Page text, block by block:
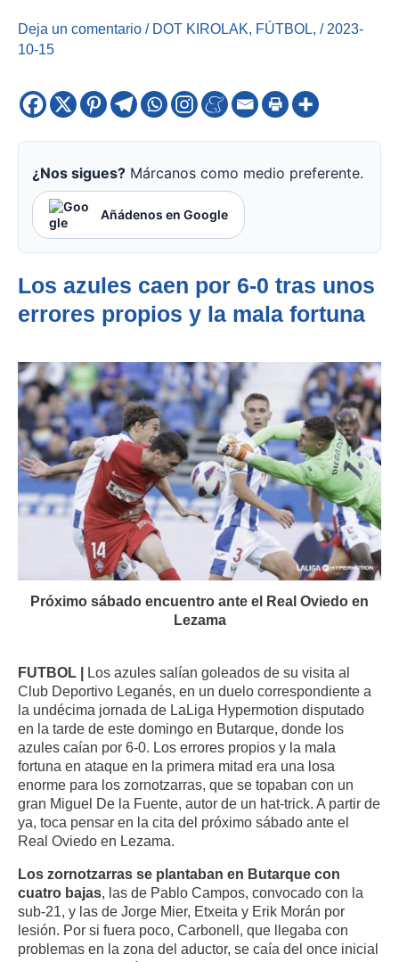
Deja un comentario / DOT KIROLAK, FÚTBOL, / 2023-
10-15
¿Nos sigues? Márcanos como medio preferente.
Añádenos en Google
Los azules caen por 6-0 tras unos
errores propios y la mala fortuna
Próximo sábado encuentro ante el Real Oviedo en
Lezama
FUTBOL | Los azules salían goleados de su visita al
Club Deportivo Leganés, en un duelo correspondiente a
la undécima jornada de LaLiga Hypermotion disputado
en la tarde de este domingo en Butarque, donde los
azules caían por 6-0. Los errores propios y la mala
fortuna en ataque en la primera mitad era una losa
enorme para los zornotzarras, que se topaban con un
gran Miguel De la Fuente, autor de un hat-trick. A partir de
ya, toca pensar en la cita del próximo sábado ante el
Real Oviedo en Lezama.
Los zornotzarras se plantaban en Butarque con
cuatro bajas, las de Pablo Campos, convocado con la
sub-21, y las de Jorge Mier, Etxeita y Erik Morán por
lesión. Por si fuera poco, Carbonell, que llegaba con
problemas en la zona del aductor, se caía del once inicial